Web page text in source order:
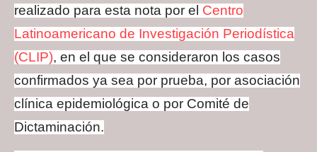
realizado para esta nota por el Centro
Latinoamericano de Investigación Periodística
(CLIP), en el que se consideraron los casos
confirmados ya sea por prueba, por asociación
clínica epidemiológica o por Comité de
Dictaminación.